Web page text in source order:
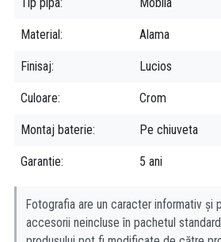
ani, grupul Ferro isi asigura locul prin
vizeaza o calitate excelenta, la preturi
Material Alama
Finisaj Lucios
Culoare Crom
Montaj baterie Pe chiuveta
Garantie 5 ani
Fotografia are un caracter informativ și
accesorii neincluse în pachetul